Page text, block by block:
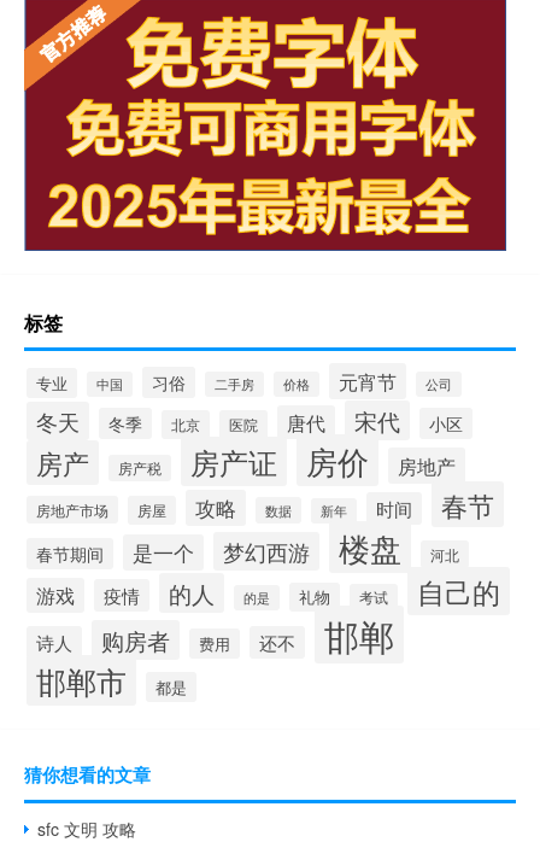
标签
专业 中国 习俗 二手房 价格 元宵节 公司
冬天 冬季 北京 医院 唐代 宋代 小区
房产 房产税 房产证 房价 房地产
房地产市场 房屋 攻略 数据 新年 时间 春节
春节期间 是一个 梦幻西游 楼盘 河北
游戏 疫情 的人 的是 礼物 考试 自己的
诗人 购房者 费用 还不 邯郸
邯郸市 都是
猜你想看的文章
sfc 文明 攻略